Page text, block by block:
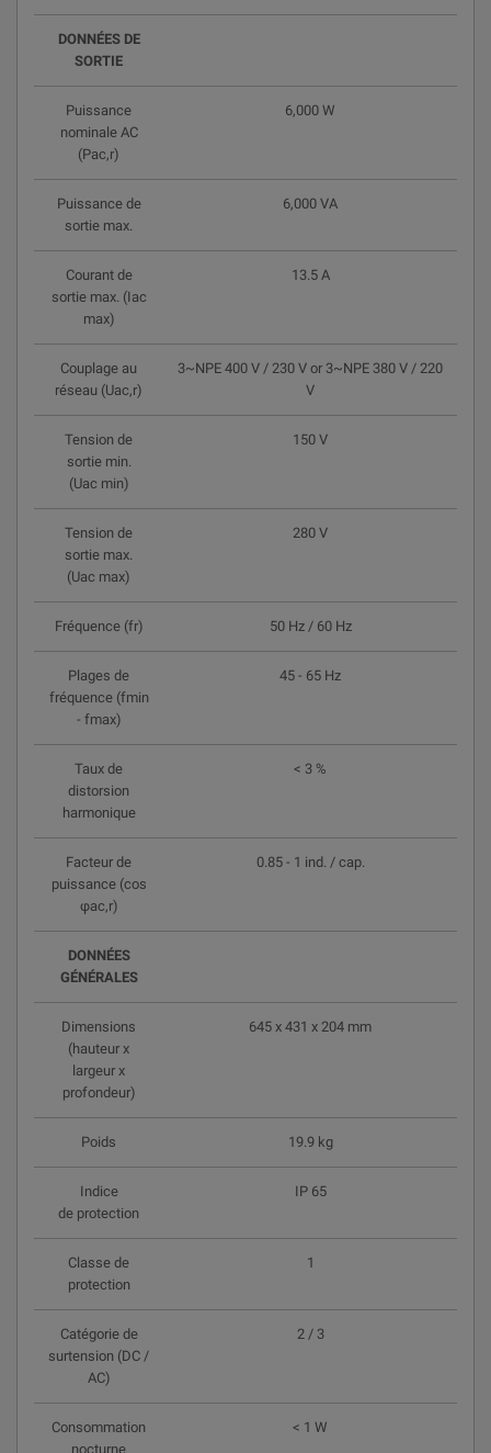
DONNÉES DE
SORTIE
Puissance
nominale AC
(Pac,r)
6,000 W
Puissance de
sortie max.
6,000 VA
Courant de
sortie max. (Iac
max)
13.5 A
Couplage au
réseau (Uac,r)
3~NPE 400 V / 230 V or 3~NPE 380 V / 220
V
Tension de
sortie min.
(Uac min)
150 V
Tension de
sortie max.
(Uac max)
280 V
Fréquence (fr) 50 Hz / 60 Hz
Plages de
fréquence (fmin
- fmax)
45 - 65 Hz
Taux de
distorsion
harmonique
< 3 %
Facteur de
puissance (cos
φac,r)
0.85 - 1 ind. / cap.
DONNÉES
GÉNÉRALES
Dimensions
(hauteur x
largeur x
profondeur)
645 x 431 x 204 mm
Poids 19.9 kg
Indice
de protection
IP 65
Classe de
protection
1
Catégorie de
surtension (DC /
AC)
2 / 3
Consommation
nocturne
< 1 W